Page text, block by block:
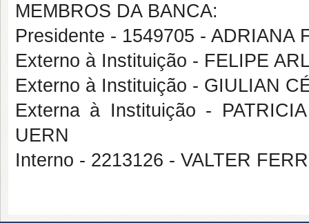
MEMBROS DA BANCA:
Presidente - 1549705 - ADRIANA
Externo à Instituição - FELIPE
Externo à Instituição - GIULIAN
Externa à Instituição -
UERN
Interno - 2213126 - VALTER